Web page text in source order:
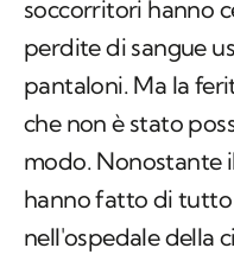
soccorritori hanno
perdite di sangue
pantaloni. Ma la
che non è stato
modo. Nonostante
hanno fatto di tutto
nell'ospedale della